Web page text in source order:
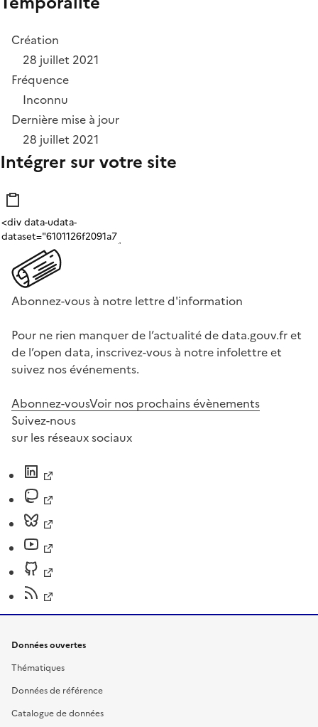
Création
28 juillet 2021
Fréquence
Inconnu
Dernière mise à jour
28 juillet 2021
Intégrer sur votre site
Abonnez-vous à notre lettre d'information
Pour ne rien manquer de l’actualité de data.gouv.fr et
de l’open data, inscrivez-vous à notre infolettre et
suivez nos événements.
Abonnez-vousVoir nos prochains évènements
Suivez-nous
sur les réseaux sociaux
Données ouvertes
Thématiques
Données de référence
Catalogue de données